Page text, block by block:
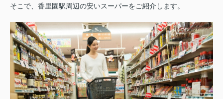
そこで、香里園駅周辺の安いスーパーをご紹介します。